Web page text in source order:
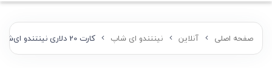
صفحه اصلی آنلاین نینتندو ای شاپ کارت 20 دلاری نینتندو ای‌شاپ